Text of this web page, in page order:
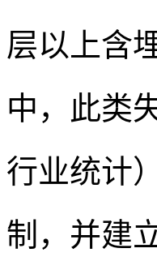
层以上含
中，此类
行业统计
制，并建